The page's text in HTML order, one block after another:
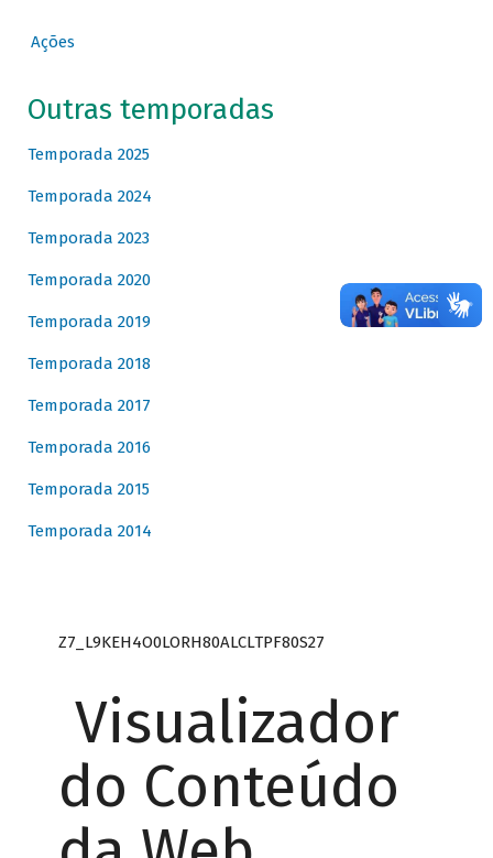
Ações
Outras temporadas
Temporada 2025
Temporada 2024
Temporada 2023
Temporada 2020
Temporada 2019
Temporada 2018
Temporada 2017
Temporada 2016
Temporada 2015
Temporada 2014
Z7_L9KEH4O0LORH80ALCLTPF80S27
Visualizador
do Conteúdo